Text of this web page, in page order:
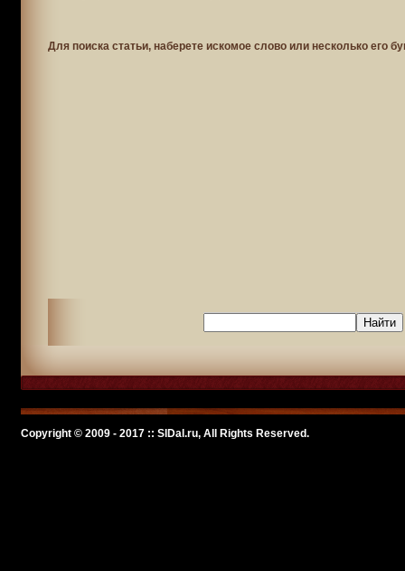
Для поиска статьи, наберете искомое слово или несколько его
Copyright © 2009 - 2017 :: SlDal.ru, All Rights Reserved.